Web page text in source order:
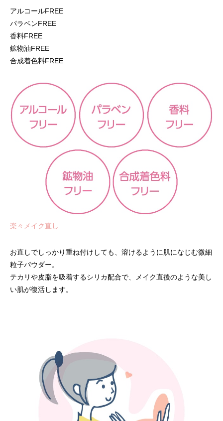
アルコールFREE
パラベンFREE
香料FREE
鉱物油FREE
合成着色料FREE
楽々メイク直し
お直しでしっかり重ね付けしても、溶けるように肌になじむ微細
粒子パウダー。
テカリや皮脂を吸着するシリカ配合で、メイク直後のような美し
い肌が復活します。